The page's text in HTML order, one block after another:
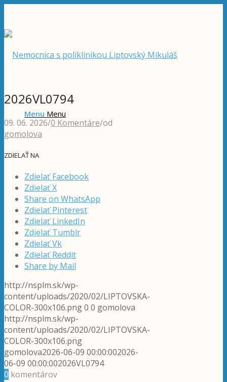
Menu Menu
2026VL0794
09. 06. 2026/0 Komentáre/od
gomolova
ZDIELAŤ NA
Zdielať Facebook
Zdielať X
Share on WhatsApp
Zdielať Pinterest
Zdielať LinkedIn
Zdielať Tumblr
Zdielať Vk
Zdielať Reddit
Share by Mail
http://nsplm.sk/wp-
content/uploads/2020/02/LIPTOVSKA-
COLOR-300x106.png0 0 gomolova
http://nsplm.sk/wp-
content/uploads/2020/02/LIPTOVSKA-
COLOR-300x106.png
gomolova2026-06-09 00:00:002026-
06-09 00:00:002026VL0794
0 komentárov